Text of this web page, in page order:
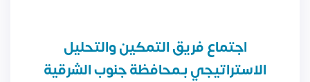
اجتماع فريق التمكين والتحليل
الاستراتيجي بـمحافظة جنوب الشرقية